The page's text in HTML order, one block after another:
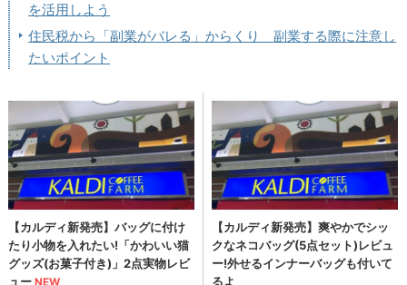
を活用しよう
住民税から「副業がバレる」からくり 副業する際に注意し
たいポイント